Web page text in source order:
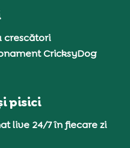
crescători
CricksyDog
pisici
live 24/7 în fiecare zi